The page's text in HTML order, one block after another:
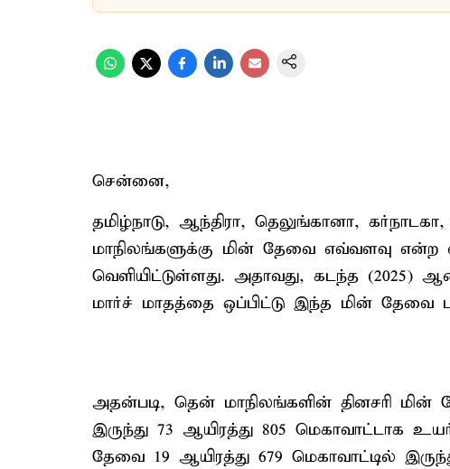
சென்னை,
தமிழ்நாடு, ஆந்திரா, தெலுங்கானா,
மாநிலங்களுக்கு மின் தேவை எவ்வளவு என்ற
வெளியிட்டுள்ளது. அதாவது, கடந்த
மார்ச் மாதத்தை ஒப்பிட்டு இந்த மின் தேவை
அதன்படி, தென் மாநிலங்களின் தினசரி மின்
இருந்து 73 ஆயிரத்து 805 மெகாவாட்டாக
தேவை 19 ஆயிரத்து 679 மெகாவாட்டில்